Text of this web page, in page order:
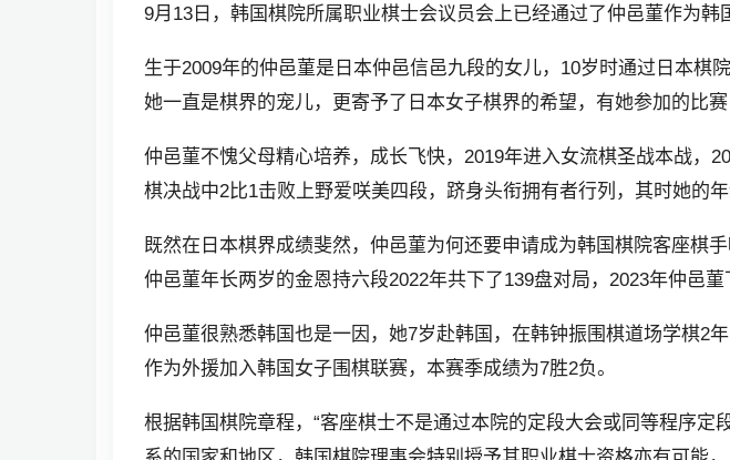
9月13日，韩国棋院所属职业棋士会议员会上已经通过了仲邑菫作为
生于2009年的仲邑菫是日本仲邑信邑九段的女儿，10岁时通过日本棋
她一直是棋界的宠儿，更寄予了日本女子棋界的希望，有她参加的比
仲邑菫不愧父母精心培养，成长飞快，2019年进入女流棋圣战本战，
棋决战中2比1击败上野爱咲美四段，跻身头衔拥有者行列，其时她的
既然在日本棋界成绩斐然，仲邑菫为何还要申请成为韩国棋院客座棋
仲邑菫年长两岁的金恩持六段2022年共下了139盘对局，2023年仲邑
仲邑菫很熟悉韩国也是一因，她7岁赴韩国，在韩钟振围棋道场学棋2
作为外援加入韩国女子围棋联赛，本赛季成绩为7胜2负。
根据韩国棋院章程，“客座棋士不是通过本院的定段大会或同等程序